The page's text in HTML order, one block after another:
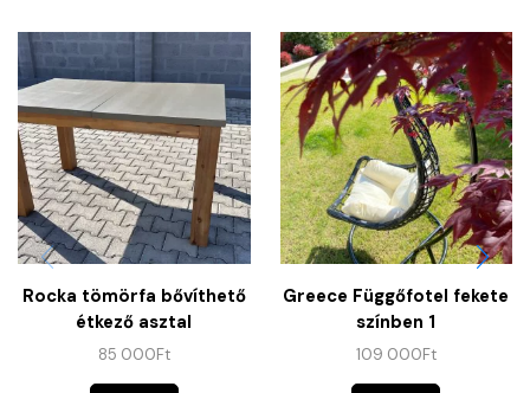
Rocka tömörfa bővíthető
étkező asztal
85 000Ft
Greece Függőfotel fekete
színben 1
109 000Ft